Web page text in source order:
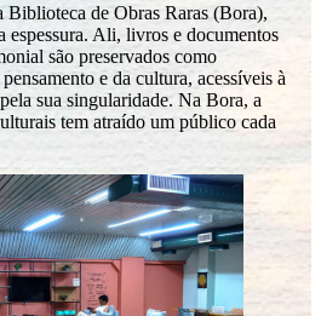
Biblioteca de Obras Raras (Bora),
espessura. Ali, livros e documentos
são preservados como
e da cultura, acessíveis à
sua singularidade. Na Bora, a
tem atraído um público cada